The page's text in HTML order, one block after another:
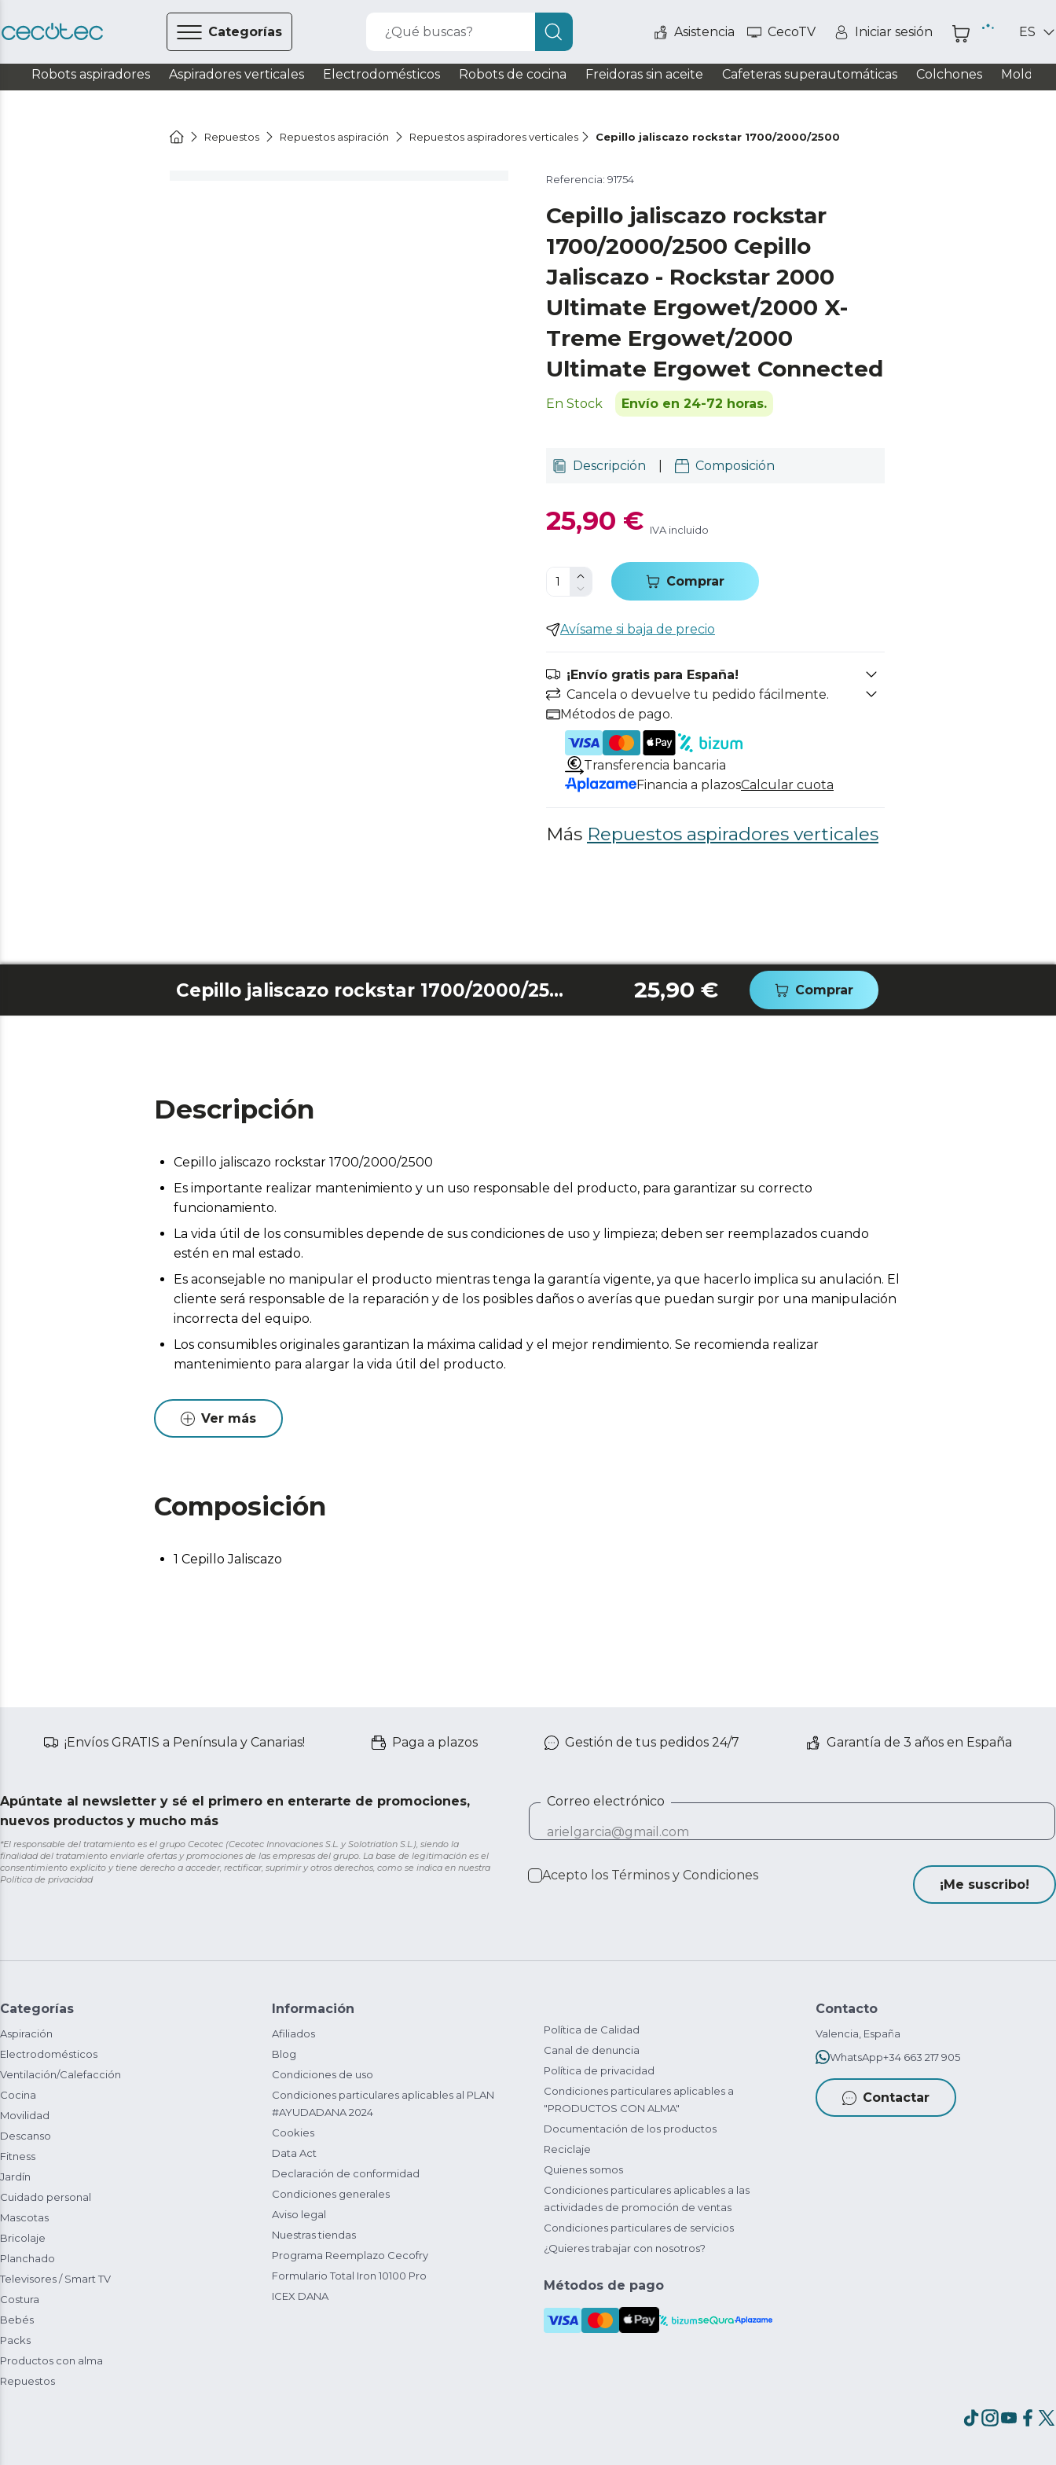
Categorías ¿Qué buscas? Asistencia CecoTV Iniciar sesión ES
Robots aspiradores Aspiradores verticales Electrodomésticos Robots de cocina Freidoras sin aceite Cafeteras superautomáticas Colchones
Repuestos Repuestos aspiración Repuestos aspiradores verticales Cepillo jaliscazo rockstar 1700/2000/2500
Referencia: 91754
Cepillo jaliscazo rockstar
1700/2000/2500 Cepillo
Jaliscazo - Rockstar 2000
Ultimate Ergowet/2000 X-
Treme Ergowet/2000
Ultimate Ergowet Connected
En Stock Envío en 24-72 horas.
Descripción Composición
25,90 € IVA incluido
Comprar
Avísame si baja de precio
¡Envío gratis para España!
Cancela o devuelve tu pedido fácilmente.
Métodos de pago.
Transferencia bancaria
Financia a plazosCalcular cuota
Más Repuestos aspiradores verticales
Cepillo jaliscazo rockstar 1700/2000/2500 25,90 € Comprar
Descripción
Cepillo jaliscazo rockstar 1700/2000/2500
Es importante realizar mantenimiento y un uso responsable del producto, para garantizar su correcto
funcionamiento.
La vida útil de los consumibles depende de sus condiciones de uso y limpieza; deben ser reemplazados cuando
estén en mal estado.
Es aconsejable no manipular el producto mientras tenga la garantía vigente, ya que hacerlo implica su anulación. El
cliente será responsable de la reparación y de los posibles daños o averías que puedan surgir por una manipulación
incorrecta del equipo.
Los consumibles originales garantizan la máxima calidad y el mejor rendimiento. Se recomienda realizar
mantenimiento para alargar la vida útil del producto.
Ver más
Composición
1 Cepillo Jaliscazo
¡Envíos GRATIS a Península y Canarias! Paga a plazos Gestión de tus pedidos 24/7 Garantía de 3 años en España
Apúntate al newsletter y sé el primero en enterarte de promociones,
nuevos productos y mucho más
*El responsable del tratamiento es el grupo Cecotec (Cecotec Innovaciones S.L. y Solotriatlon S.L.), siendo la
finalidad del tratamiento enviarle ofertas y promociones de las empresas del grupo. La base de legitimación es el
consentimiento explícito y tiene derecho a acceder, rectificar, suprimir y otros derechos, como se indica en nuestra
Política de privacidad
Correo electrónico
Acepto los Términos y Condiciones
¡Me suscribo!
Categorías
Aspiración
Electrodomésticos
Ventilación/Calefacción
Cocina
Movilidad
Descanso
Fitness
Jardín
Cuidado personal
Mascotas
Bricolaje
Planchado
Televisores / Smart TV
Costura
Bebés
Packs
Productos con alma
Repuestos
Información
Afiliados
Blog
Condiciones de uso
Condiciones particulares aplicables al PLAN
#AYUDADANA 2024
Cookies
Data Act
Declaración de conformidad
Condiciones generales
Aviso legal
Nuestras tiendas
Programa Reemplazo Cecofry
Formulario Total Iron 10100 Pro
ICEX DANA
Política de Calidad
Canal de denuncia
Política de privacidad
Condiciones particulares aplicables a
"PRODUCTOS CON ALMA"
Documentación de los productos
Reciclaje
Quienes somos
Condiciones particulares aplicables a las
actividades de promoción de ventas
Condiciones particulares de servicios
¿Quieres trabajar con nosotros?
Métodos de pago
Contacto
Valencia, España
WhatsApp+34 663 217 905
Contactar